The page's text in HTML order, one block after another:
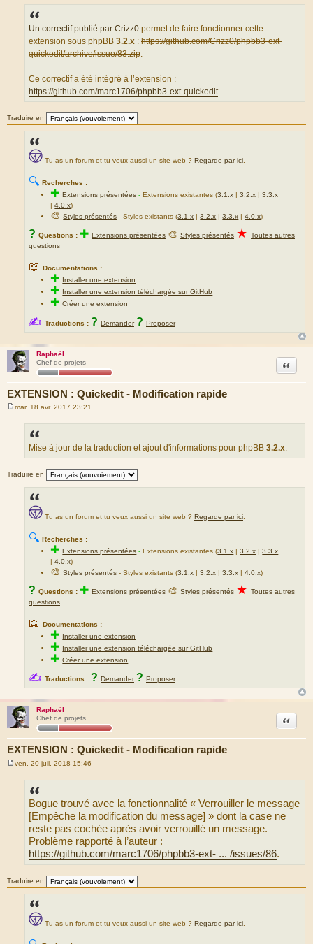
Un correctif publié par Crizz0 permet de faire fonctionner cette
extension sous phpBB 3.2.x : https://github.com/Crizz0/phpbb3-ext-
quickedit/archive/issue/83.zip.
Ce correctif a été intégré à l’extension :
https://github.com/marc1706/phpbb3-ext-quickedit.
Traduire en
Tu as un forum et tu veux aussi un site web ? Regarde par ici
🔍 Recherches :
✚Extensions présentées -Extensions existantes (3.1.x |3.2.x |3.3.x
|4.0.x)
🎨Styles présentés - Styles existants (3.1.x |3.2.x |3.3.x |4.0.x)
? Questions : ✚ Extensions présentées 🎨 Styles présentés ★ Toutes autres
questions
📖 Documentations :
✚ Installer une extension
✚ Installer une extension téléchargée sur GitHub
✚Créer une extension
✍ Traductions : ? Demander ? Proposer
Raphaël
Chef de projets
EXTENSION : Quickedit - Modification rapide
Citation
mar. 18 avr. 2017 23:21
Mise à jour de la traduction et ajout d'informations pour phpBB 3.2.x.
Traduire en
Tu as un forum et tu veux aussi un site web ? Regarde par ici
🔍 Recherches :
✚Extensions présentées -Extensions existantes (3.1.x |3.2.x |3.3.x
|4.0.x)
🎨Styles présentés - Styles existants (3.1.x |3.2.x |3.3.x |4.0.x)
? Questions : ✚ Extensions présentées 🎨 Styles présentés ★ Toutes autres
questions
📖 Documentations :
✚ Installer une extension
✚ Installer une extension téléchargée sur GitHub
✚Créer une extension
✍ Traductions : ? Demander ? Proposer
Raphaël
Chef de projets
EXTENSION : Quickedit - Modification rapide
Citation
ven. 20 juil. 2018 15:46
Bogue trouvé avec la fonctionnalité « Verrouiller le message
[Empêche la modification du message] » dont la case ne
reste pas cochée après avoir verrouillé un message.
Problème rapporté à l’auteur :
https://github.com/marc1706/phpbb3-ext- ... /issues/86.
Traduire en
Tu as un forum et tu veux aussi un site web ? Regarde par ici